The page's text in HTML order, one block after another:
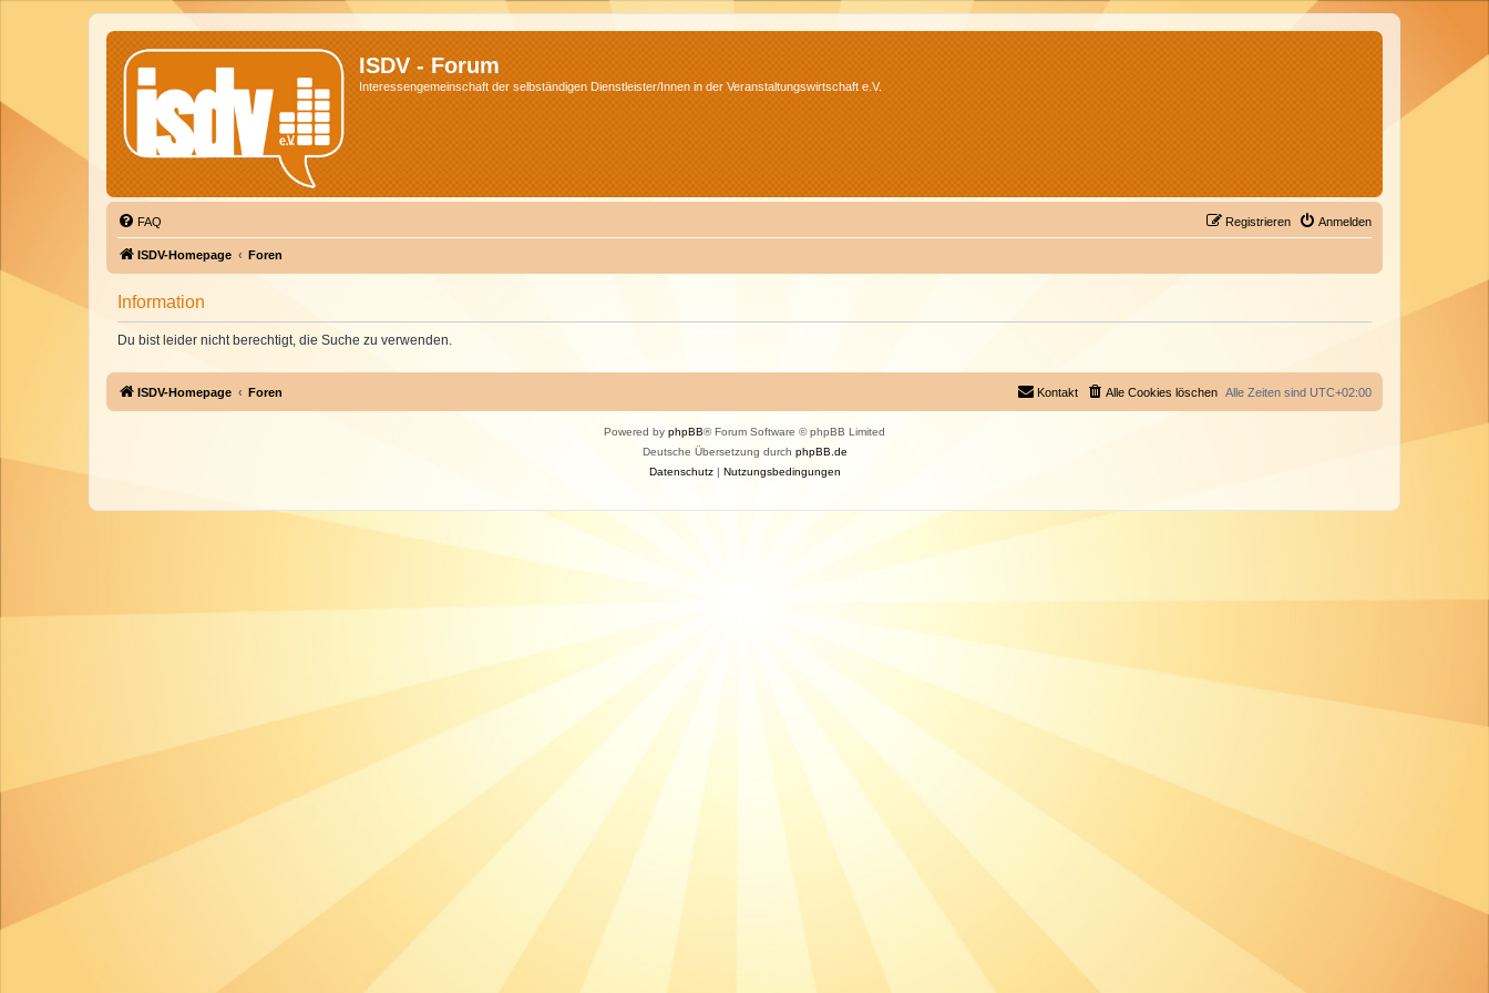
ISDV - Forum
Interessengemeinschaft der selbständigen Dienstleister/Innen in der Veranstaltungswirtschaft e.V.
FAQ Anmelden
Registrieren
ISDV-Homepage Foren
Information
Du bist leider nicht berechtigt, die Suche zu verwenden.
ISDV-Homepage Foren Alle Zeiten sind UTC+02:00
Alle Cookies löschen
Kontakt
Powered by phpBB® Forum Software © phpBB Limited
Deutsche Übersetzung durch phpBB.de
Datenschutz| Nutzungsbedingungen